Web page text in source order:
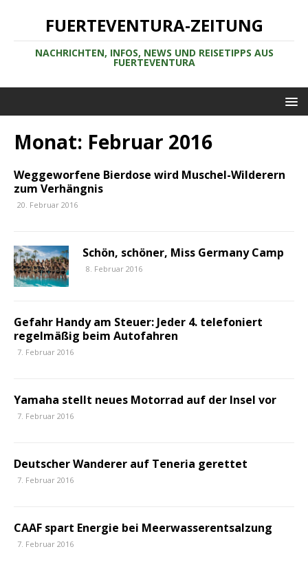
FUERTEVENTURA-ZEITUNG
NACHRICHTEN, INFOS, NEWS UND REISETIPPS AUS
FUERTEVENTURA
Monat: Februar 2016
Weggeworfene Bierdose wird Muschel-Wilderern
zum Verhängnis
20. Februar 2016
Schön, schöner, Miss Germany Camp
8. Februar 2016
Gefahr Handy am Steuer: Jeder 4. telefoniert
regelmäßig beim Autofahren
7. Februar 2016
Yamaha stellt neues Motorrad auf der Insel vor
7. Februar 2016
Deutscher Wanderer auf Teneriffa gerettet
7. Februar 2016
CAAF spart Energie bei Meerwasserentsalzung
7. Februar 2016